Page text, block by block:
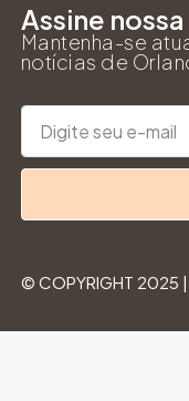
Assine
Mantenha-se
notícias de
© COPYRIGHT 2025